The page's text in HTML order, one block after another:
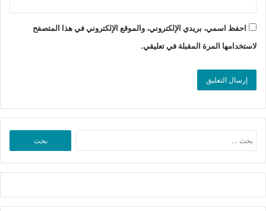
احفظ اسمي، بريدي الإلكتروني، والموقع الإلكتروني في هذا المتصفح
لاستخدامها المرة المقبلة في تعليقي.
عن: